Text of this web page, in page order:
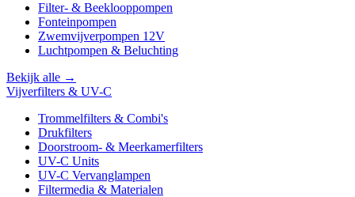
Filter- & Beeklooppompen
Fonteinpompen
Zwemvijverpompen 12V
Luchtpompen & Beluchting
Bekijk alle →
Vijverfilters & UV-C
Trommelfilters & Combi's
Drukfilters
Doorstroom- & Meerkamerfilters
UV-C Units
UV-C Vervanglampen
Filtermedia & Materialen